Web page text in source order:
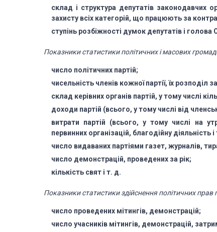
склад і структура депутатів законодавчих
захисту всіх категорій, що працюють за
ступінь розбіжності думок депутатів і голова
Показники статистики політичних і масових
число політичних партій;
чисельність членів кожної партії, їх розподіл
склад керівних органів партій, у тому числі
доходи партій (всього, у тому числі від
витрати партій (всього, у тому числі на
первинних організацій, благодійну діяльність
число видаваних партіями газет, журналів,
число демонстрацій, проведених за рік;
кількість свят і т. д.
Показники статистики здійснення політичних прав
число проведених мітингів, демонстрацій;
число учасників мітингів, демонстрацій,